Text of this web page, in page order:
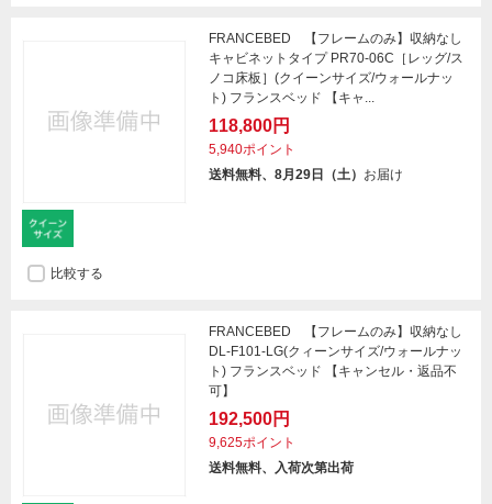
FRANCEBED 【フレームのみ】収納なし
キャビネットタイプ PR70-06C［レッグ/ス
ノコ床板］(クイーンサイズ/ウォールナッ
ト) フランスベッド 【キャ...
118,800円
5,940ポイント
送料無料、8月29日（土） お届け
比較する
FRANCEBED 【フレームのみ】収納なし
DL-F101-LG(クィーンサイズ/ウォールナッ
ト) フランスベッド 【キャンセル・返品不
可】
192,500円
9,625ポイント
送料無料、入荷次第出荷